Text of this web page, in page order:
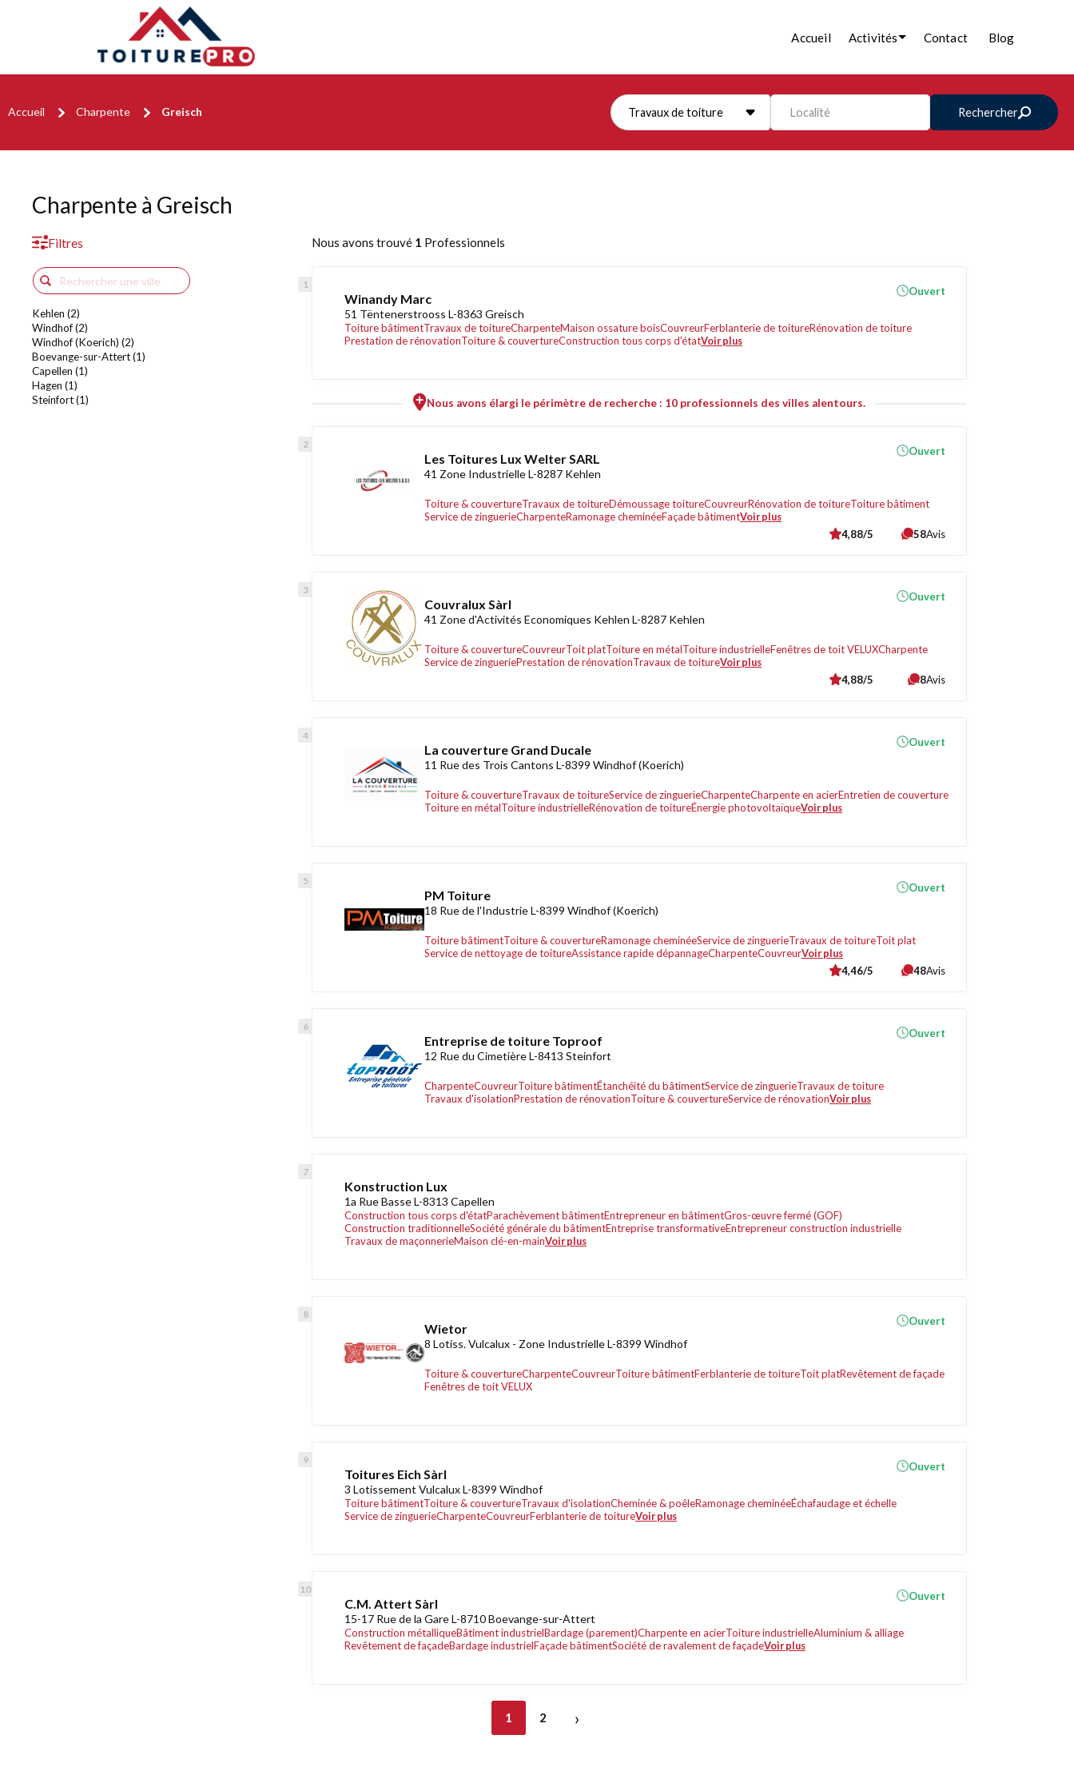
Accueil Activités Contact Blog
Accueil Charpente Greisch Travaux de toiture Localité Rechercher
Charpente à Greisch
Filtres
Kehlen (2)
Windhof (2)
Windhof (Koerich) (2)
Boevange-sur-Attert (1)
Capellen (1)
Hagen (1)
Steinfort (1)
Nous avons trouvé 1 Professionnels
Winandy Marc
51 Tëntenerstrooss L-8363 Greisch
Toiture bâtimentTravaux de toitureCharpenteMaison ossature boisCouvreurFerblanterie de toitureRénovation de toiture
Prestation de rénovationToiture & couvertureConstruction tous corps d'étatVoir plus
Ouvert
Nous avons élargi le périmètre de recherche : 10 professionnels des villes alentours.
Les Toitures Lux Welter SARL
41 Zone Industrielle L-8287 Kehlen
Toiture & couvertureTravaux de toitureDémoussage toitureCouvreurRénovation de toitureToiture bâtiment
Service de zinguerieCharpenteRamonage cheminéeFaçade bâtimentVoir plus
Ouvert
4,88/5 58Avis
Couvralux Sàrl
41 Zone d'Activités Economiques Kehlen L-8287 Kehlen
Toiture & couvertureCouvreurToit platToiture en métalToiture industrielleFenêtres de toit VELUXCharpente
Service de zingueriePrestation de rénovationTravaux de toitureVoir plus
Ouvert
4,88/5 8Avis
La couverture Grand Ducale
11 Rue des Trois Cantons L-8399 Windhof (Koerich)
Toiture & couvertureTravaux de toitureService de zinguerieCharpenteCharpente en acierEntretien de couverture
Toiture en métalToiture industrielleRénovation de toitureÉnergie photovoltaïqueVoir plus
Ouvert
PM Toiture
18 Rue de l'Industrie L-8399 Windhof (Koerich)
Toiture bâtimentToiture & couvertureRamonage cheminéeService de zinguerieTravaux de toitureToit plat
Service de nettoyage de toitureAssistance rapide dépannageCharpenteCouvreurVoir plus
Ouvert
4,46/5 48Avis
Entreprise de toiture Toproof
12 Rue du Cimetière L-8413 Steinfort
CharpenteCouvreurToiture bâtimentÉtanchéité du bâtimentService de zinguerieTravaux de toiture
Travaux d'isolationPrestation de rénovationToiture & couvertureService de rénovationVoir plus
Ouvert
Konstruction Lux
1a Rue Basse L-8313 Capellen
Construction tous corps d'étatParachèvement bâtimentEntrepreneur en bâtimentGros-œuvre fermé (GOF)
Construction traditionnelleSociété générale du bâtimentEntreprise transformativeEntrepreneur construction industrielle
Travaux de maçonnerieMaison clé-en-mainVoir plus
Wietor
8 Lotiss. Vulcalux - Zone Industrielle L-8399 Windhof
Toiture & couvertureCharpenteCouvreurToiture bâtimentFerblanterie de toitureToit platRevêtement de façade
Fenêtres de toit VELUX
Ouvert
Toitures Eich Sàrl
3 Lotissement Vulcalux L-8399 Windhof
Toiture bâtimentToiture & couvertureTravaux d'isolationCheminée & poêleRamonage cheminéeÉchafaudage et échelle
Service de zinguerieCharpenteCouvreurFerblanterie de toitureVoir plus
Ouvert
C.M. Attert Sàrl
15-17 Rue de la Gare L-8710 Boevange-sur-Attert
Construction métalliqueBâtiment industrielBardage (parement)Charpente en acierToiture industrielleAluminium & alliage
Revêtement de façadeBardage industrielFaçade bâtimentSociété de ravalement de façadeVoir plus
Ouvert
1 2 ›